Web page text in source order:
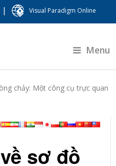
| Visual Paradigm Online
Menu
chảy: Một công cụ trực quan
sơ đồ